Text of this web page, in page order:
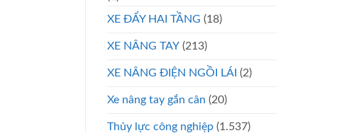
XE ĐẨY HAI TẦNG (18)
XE NÂNG TAY (213)
XE NÂNG ĐIỆN NGỒI LÁI (2)
Xe nâng tay gắn cân (20)
Thủy lực công nghiệp (1.537)